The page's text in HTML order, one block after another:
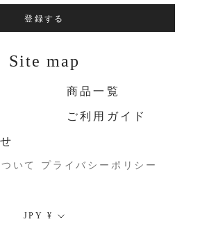
登録する
Site map
商品一覧
ご利用ガイド
いて プライバシーポリシー
通
JPY ¥